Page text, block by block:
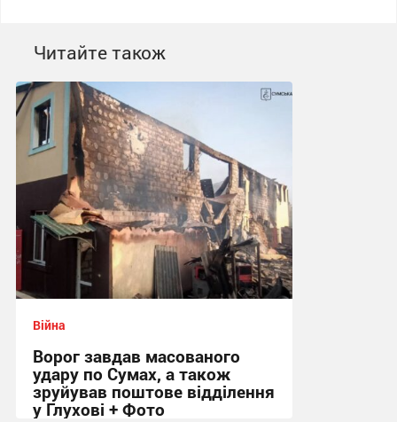
Читайте також
Війна
Ворог завдав масованого
удару по Сумах, а також
зруйував поштове відділення
у Глухові + Фото